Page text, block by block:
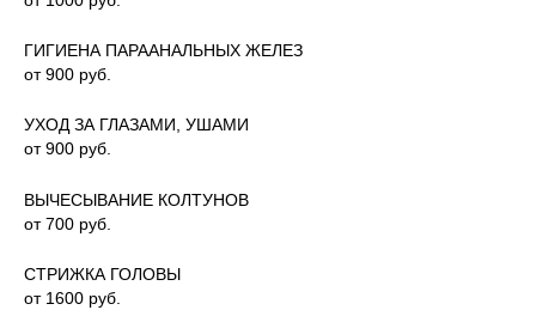
ГИГИЕНА ПАРААНАЛЬНЫХ ЖЕЛЕЗ
от 900 руб.
УХОД ЗА ГЛАЗАМИ, УШАМИ
от 900 руб.
ВЫЧЕСЫВАНИЕ КОЛТУНОВ
от 700 руб.
СТРИЖКА ГОЛОВЫ
от 1600 руб.